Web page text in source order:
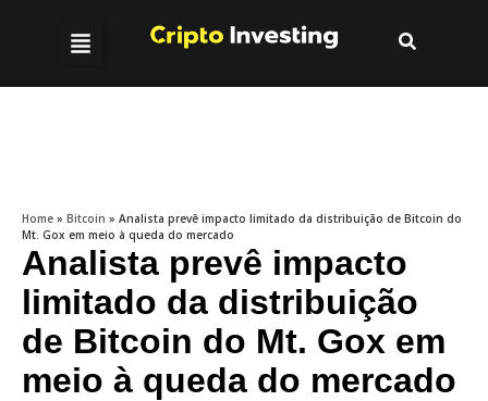
Home » Bitcoin » Analista prevê impacto limitado da distribuição de Bitcoin do
Mt. Gox em meio à queda do mercado
Analista prevê impacto
limitado da distribuição
de Bitcoin do Mt. Gox em
meio à queda do mercado